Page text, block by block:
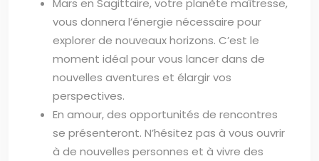
Mars en Sagittaire, votre planète maîtresse,
vous donnera l’énergie nécessaire pour
explorer de nouveaux horizons. C’est le
moment idéal pour vous lancer dans de
nouvelles aventures et élargir vos
perspectives.
En amour, des opportunités de rencontres
se présenteront. N’hésitez pas à vous ouvrir
à de nouvelles personnes et à vivre des